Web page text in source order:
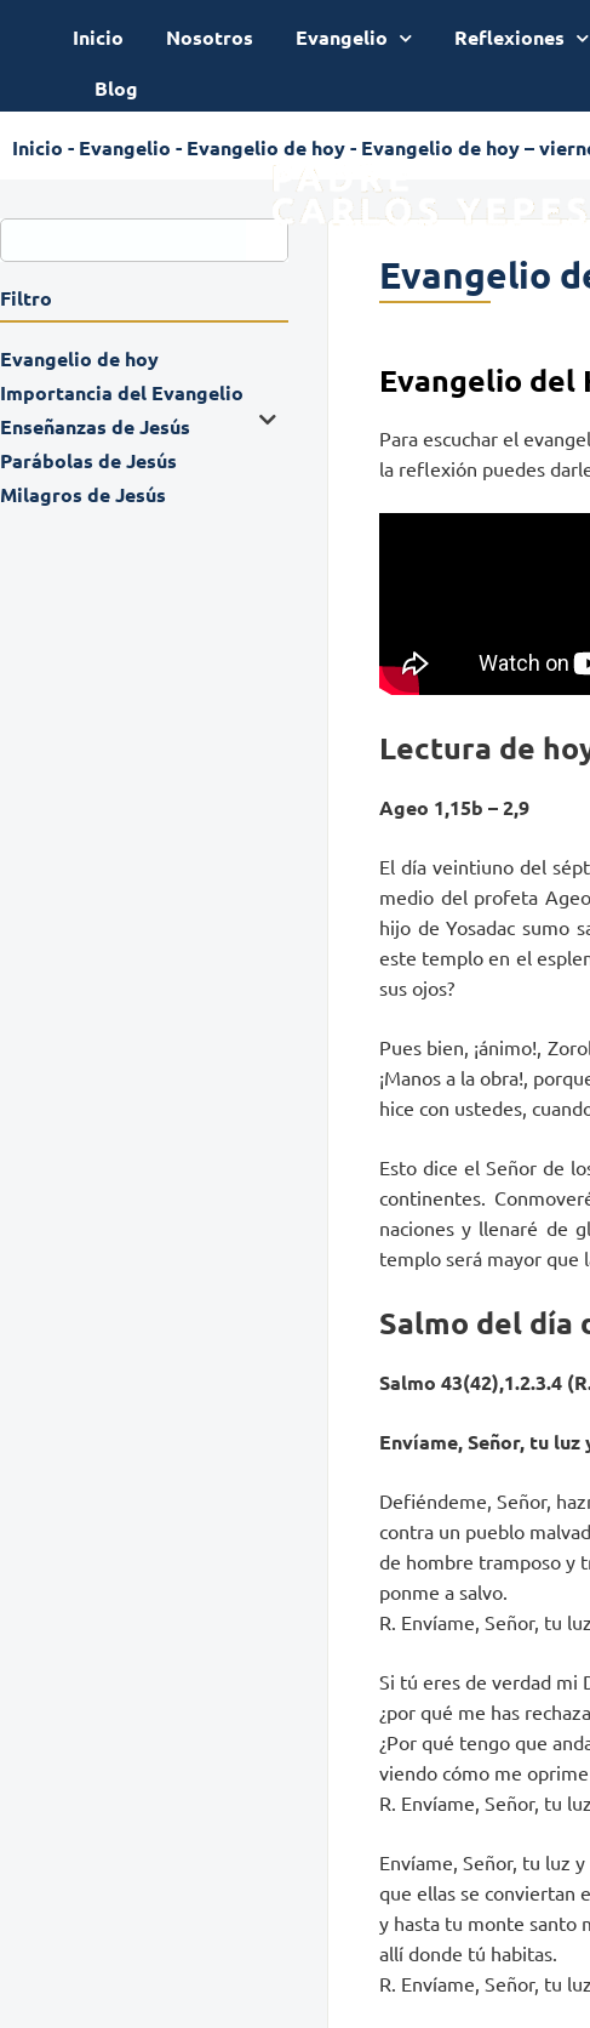
Inicio Nosotros Evangelio Reflexiones
Blog
Inicio - Evangelio - Evangelio de hoy- Evangelio de hoy –
Filtro
Evangelio de hoy
Importancia del Evangelio
Enseñanzas de Jesús
Parábolas de Jesús
Milagros de Jesús
Evangelio
Evangelio del
Para escuchar el
la reflexión puedes
Lectura de
Ageo 1,15b – 2,9
El día veintiuno del
medio del profeta
hijo de Yosadac sumo
este templo en el
sus ojos?
Pues bien, ¡ánimo!,
¡Manos a la obra!,
hice con ustedes,
Esto dice el Señor de
continentes.
naciones y llenaré de
templo será mayor que
Salmo del día
Salmo 43(42),1.2.3.4
Envíame, Señor, tu
Defiéndeme, Señor,
contra un pueblo
de hombre tramposo y
ponme a salvo.
R. Envíame, Señor, tu
Si tú eres de verdad mi
¿por qué me has
¿Por qué tengo que
viendo cómo me
R. Envíame, Señor, tu
Envíame, Señor, tu luz
que ellas se conviertan
y hasta tu monte santo
allí donde tú habitas.
R. Envíame, Señor, tu